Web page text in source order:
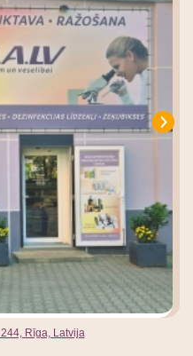
Rīga, Latvija